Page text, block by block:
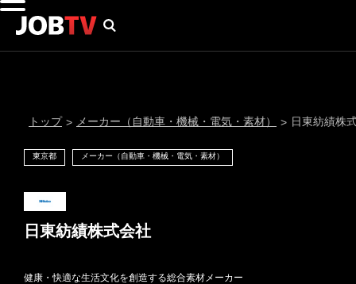
トップ > メーカー（自動車・機械・電気・素材） > 日東紡績株
東京都 メーカー（自動車・機械・電気・素材）
日東紡績株式会社
健康・快適な生活文化を創造する総合素材メーカー